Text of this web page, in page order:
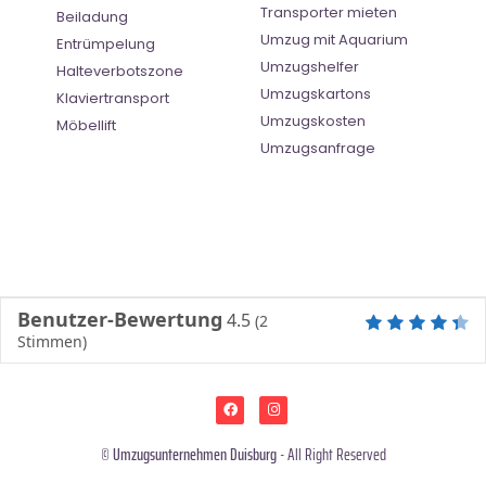
Beiladung
Entrümpelung
Halteverbotszone
Klaviertransport
Möbellift
Transporter mieten
Umzug mit Aquarium
Umzugshelfer
Umzugskartons
Umzugskosten
Umzugsanfrage
Benutzer-Bewertung 4.5 (2
Stimmen)
©Umzugsunternehmen Duisburg- All Right Reserved